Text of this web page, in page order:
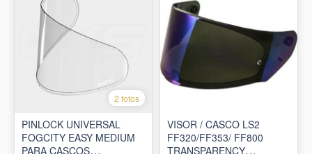
2 fotos
PINLOCK UNIVERSAL
FOGCITY EASY MEDIUM
PARA CASCOS
VISOR / CASCO LS2
FF320/FF353/ FF800
TRANSPARENCY